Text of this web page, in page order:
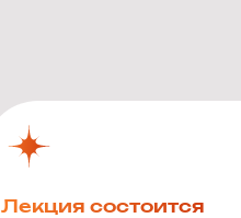
Лекция состоится